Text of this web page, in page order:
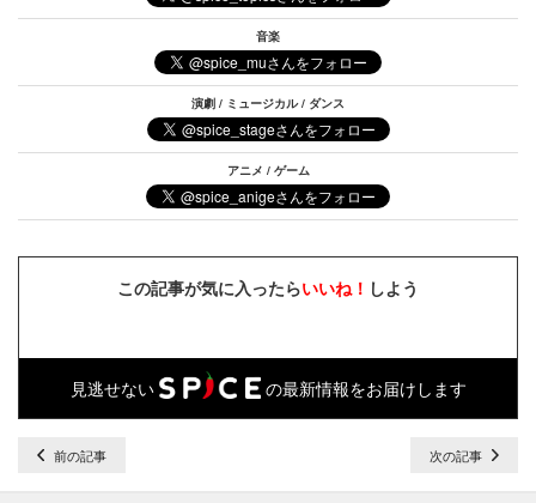
音楽
演劇 / ミュージカル / ダンス
アニメ / ゲーム
この記事が気に入ったらいいね！ しよう
見逃せない の最新情報をお届けします
前の記事 次の記事